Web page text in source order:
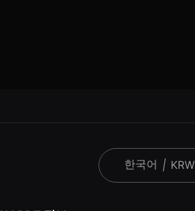
한국어 | KRW